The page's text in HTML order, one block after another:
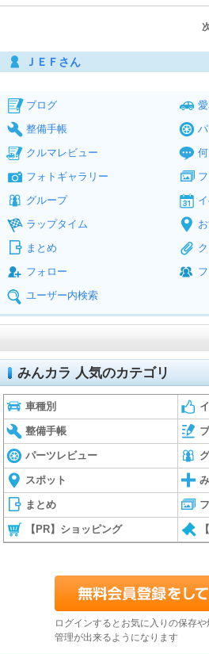
ＪＥＦさん
ブログ
整備手帳
クルマレビュー
フォトギャラリー
グループ
ラップタイム
まとめ
フォロー
ユーザー内検索
みんカラ 人気のカテゴリ
車種別
整備手帳
パーツレビュー
スポット
まとめ
【PR】ショッピング
ログインするとお気に入りの保存
管理が出来るようになります